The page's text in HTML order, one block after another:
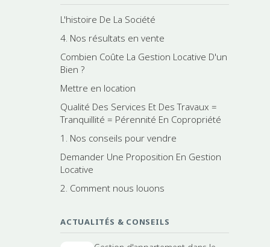
L'histoire De La Société
4. Nos résultats en vente
Combien Coûte La Gestion Locative D'un
Bien ?
Mettre en location
Qualité Des Services Et Des Travaux =
Tranquillité = Pérennité En Copropriété
1. Nos conseils pour vendre
Demander Une Proposition En Gestion
Locative
2. Comment nous louons
ACTUALITÉS & CONSEILS